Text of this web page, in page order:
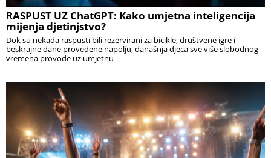
RASPUST UZ ChatGPT: Kako umjetna inteligencija
mijenja djetinjstvo?
Dok su nekada raspusti bili rezervirani za bicikle, društvene igre i
beskrajne dane provedene napolju, današnja djeca sve više slobodnog
vremena provode uz umjetnu